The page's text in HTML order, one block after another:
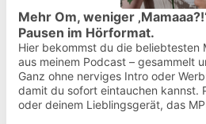
Mehr Om, weniger
Pausen im Hörformat.
Hier bekommst du die beliebtesten
aus meinem Podcast – gesammelt
Ganz ohne nerviges Intro oder
damit du sofort eintauchen kannst.
oder deinem Lieblingsgerät, das